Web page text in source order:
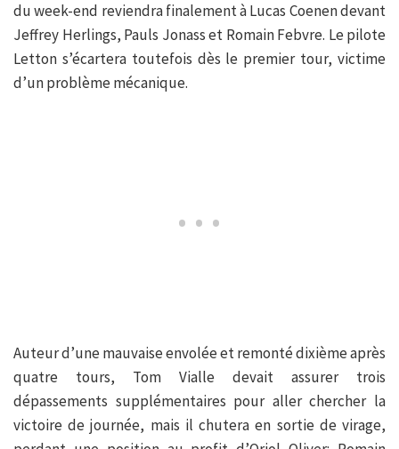
du week-end reviendra finalement à Lucas Coenen devant
Jeffrey Herlings, Pauls Jonass et Romain Febvre. Le pilote
Letton s’écartera toutefois dès le premier tour, victime
d’un problème mécanique.
Auteur d’une mauvaise envolée et remonté dixième après
quatre tours, Tom Vialle devait assurer trois
dépassements supplémentaires pour aller chercher la
victoire de journée, mais il chutera en sortie de virage,